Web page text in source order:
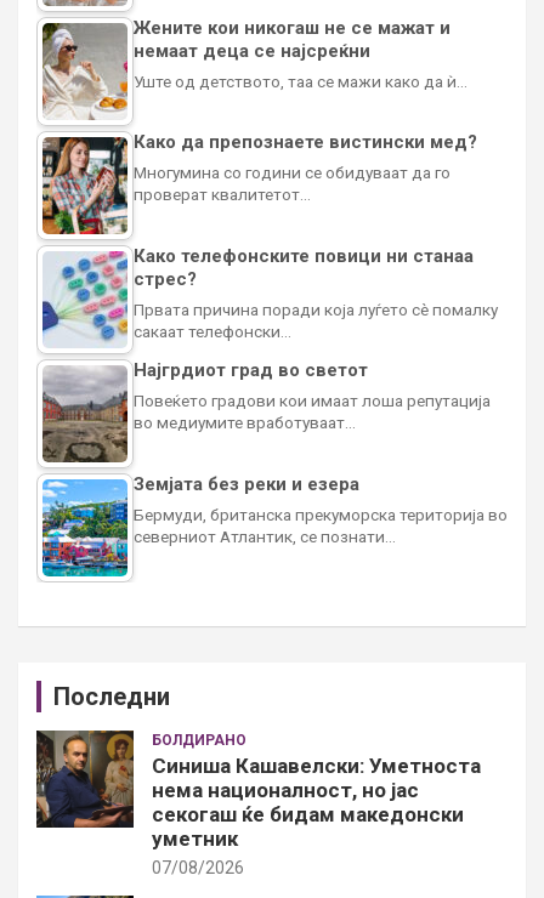
Жените кои никогаш не се мажат и
немаат деца се најсреќни
Уште од детството, таа се мажи како да ѝ…
Како да препознаете вистински мед?
Многумина со години се обидуваат да го
проверат квалитетот…
Како телефонските повици ни станаа
стрес?
Првата причина поради која луѓето сè помалку
сакаат телефонски…
Најгрдиот град во светот
Повеќето градови кои имаат лоша репутација
во медиумите вработуваат…
Земјата без реки и езера
Бермуди, британска прекуморска територија во
северниот Атлантик, се познати…
Последни
БОЛДИРАНО
Синиша Кашавелски: Уметноста
нема националност, но јас
секогаш ќе бидам македонски
уметник
07/08/2026